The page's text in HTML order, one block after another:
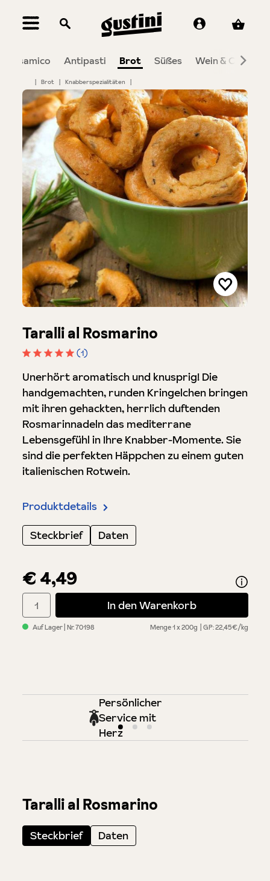
springen
Balsamico Antipasti Brot Süßes Wein & Co
| Brot | Knabberspezialitäten |
Bildergalerie überspringen
€ 4,49
Taralli al Rosmarino
(1)
Unerhört aromatisch und knusprig! Die
handgemachten, runden Kringelchen bringen
mit ihren gehackten, herrlich duftenden
Rosmarinnadeln das mediterrane
Lebensgefühl in Ihre Knabber-Momente. Sie
sind die perfekten Häppchen zu einem guten
italienischen Rotwein.
Produktdetails
Steckbrief
Daten
Auf Lager | Nr.70198 Menge1 x 200g GP: 22,45€/kg
Produkt Anzahl: Gib den gewünschten Wert ein oder benutze
In den Warenkorb
Persönlicher
Service mit
Herz
Taralli al Rosmarino
Steckbrief Daten